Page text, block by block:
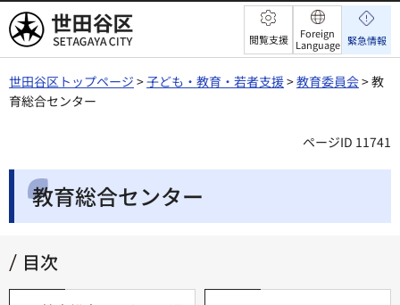
世田谷区 閲覧支援
Foreign
Language 緊急情報
世田谷区トップページ >子ども・教育・若者支援>教育委員会> 教
育総合センター
ページID 11741
教育総合センター
目次